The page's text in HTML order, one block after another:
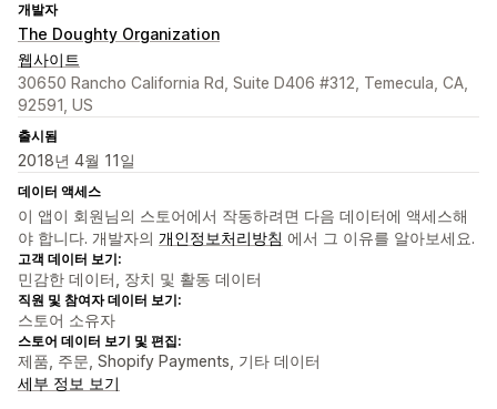
개발자
The Doughty Organization
웹사이트
30650 Rancho California Rd, Suite D406 #312, Temecula, CA,
92591, US
출시됨
2018년 4월 11일
데이터 액세스
이 앱이 회원님의 스토어에서 작동하려면 다음 데이터에 액세스해
야 합니다. 개발자의 개인정보처리방침 에서 그 이유를 알아보세요.
고객 데이터 보기:
민감한 데이터, 장치 및 활동 데이터
직원 및 참여자 데이터 보기:
스토어 소유자
스토어 데이터 보기 및 편집:
제품, 주문, Shopify Payments, 기타 데이터
세부 정보 보기